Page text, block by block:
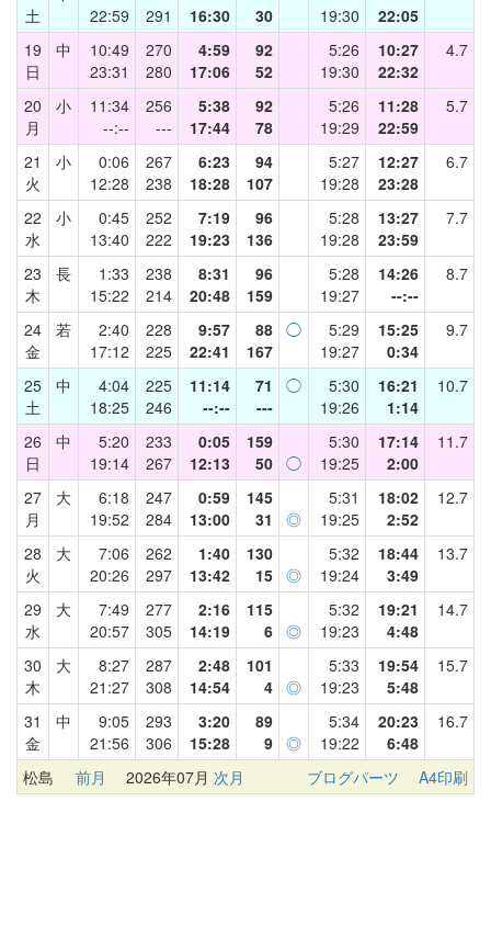
土
22:59
291
16:30
30
19:30
22:05
19
日
中
10:49
23:31
270
280
4:59
17:06
92
52
5:26
19:30
10:27
22:32
4.7
20
月
小
11:34
--:--
256
---
5:38
17:44
92
78
5:26
19:29
11:28
22:59
5.7
21
火
小
0:06
12:28
267
238
6:23
18:28
94
107
5:27
19:28
12:27
23:28
6.7
22
水
小
0:45
13:40
252
222
7:19
19:23
96
136
5:28
19:28
13:27
23:59
7.7
23
木
長
1:33
15:22
238
214
8:31
20:48
96
159
5:28
19:27
14:26
--:--
8.7
24
金
若
2:40
17:12
228
225
9:57
22:41
88
167
◯
5:29
19:27
15:25
0:34
9.7
25
土
中
4:04
18:25
225
246
11:14
--:--
71
---
◯
5:30
19:26
16:21
1:14
10.7
26
日
中
5:20
19:14
233
267
0:05
12:13
159
50 ◯
5:30
19:25
17:14
2:00
11.7
27
月
大
6:18
19:52
247
284
0:59
13:00
145
31
◎
5:31
19:25
18:02
2:52
12.7
28
火
大
7:06
20:26
262
297
1:40
13:42
130
15 ◎
5:32
19:24
18:44
3:49
13.7
29
水
大
7:49
20:57
277
305
2:16
14:19
115
6 ◎
5:32
19:23
19:21
4:48
14.7
30
木
大
8:27
21:27
287
308
2:48
14:54
101
4 ◎
5:33
19:23
19:54
5:48
15.7
31
金
中
9:05
21:56
293
306
3:20
15:28
89
9 ◎
5:34
19:22
20:23
6:48
16.7
松島 前月 2026年07月 次月 ブログパーツ A4印刷